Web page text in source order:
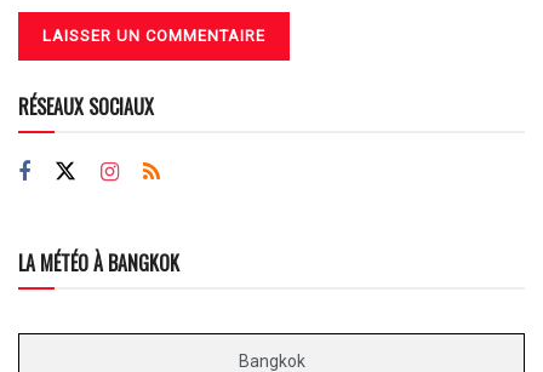
RÉSEAUX SOCIAUX
LA MÉTÉO À BANGKOK
Bangkok